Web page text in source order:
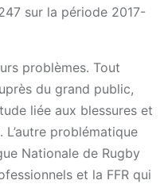
sur la période 2017-
problèmes. Tout
du grand public,
liée aux blessures et
problématique
Nationale de Rugby
et la FFR qui